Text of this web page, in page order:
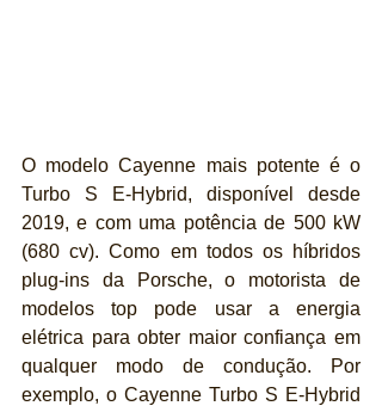
O modelo Cayenne mais potente é o
Turbo S E-Hybrid, disponível desde
2019, e com uma potência de 500 kW
(680 cv). Como em todos os híbridos
plug-ins da Porsche, o motorista de
modelos top pode usar a energia
elétrica para obter maior confiança em
qualquer modo de condução. Por
exemplo, o Cayenne Turbo S E-Hybrid